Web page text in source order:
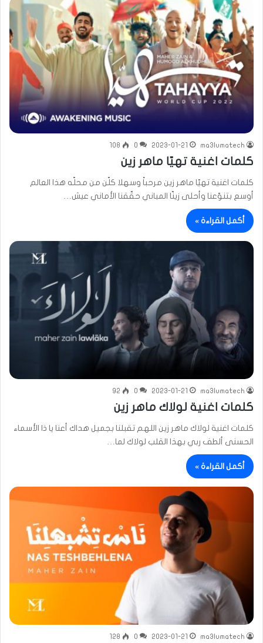
ma3lumatech
2023-01-21
0
108
كلمات اغنية تهيّا ماهر زين
كلمات اغنية تهيّا ماهر زين مرحباً وسهلا كلّن من محلّه هذا العالم
أوسع بتنوّعنا وأحلى زينّا المباني حقّقنا الأماني عيش…
أكمل القراءة »
ma3lumatech
2023-01-21
0
92
كلمات اغنية لولاك ماهر زين
كلمات اغنية لولاك ماهر زين اللهم تقبلنا بجميل هداك أعنا يا ذا الأسماء
الحسنى ألطف ربي بهذا القلب لولاك لما…
أكمل القراءة »
ma3lumatech
2023-01-21
0
128